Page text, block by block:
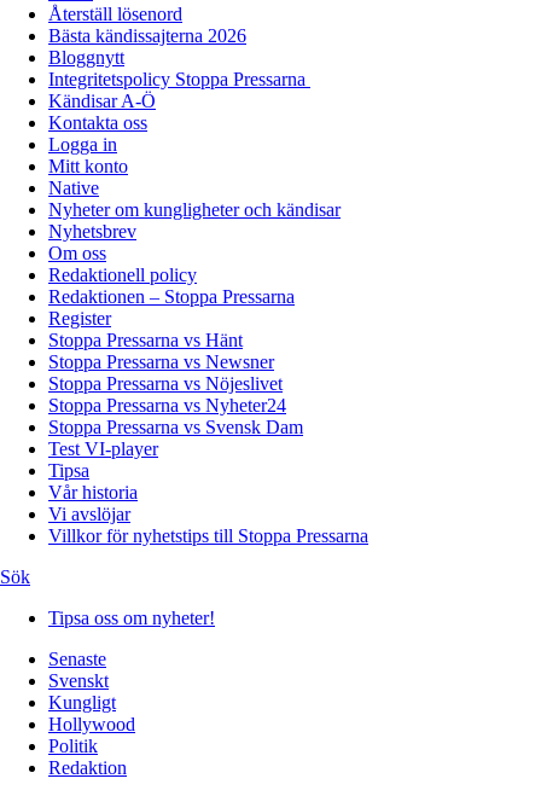
Återställ lösenord
Bästa kändissajterna 2026
Bloggnytt
Integritetspolicy Stoppa Pressarna
Kändisar A-Ö
Kontakta oss
Logga in
Mitt konto
Native
Nyheter om kungligheter och kändisar
Nyhetsbrev
Om oss
Redaktionell policy
Redaktionen – Stoppa Pressarna
Register
Stoppa Pressarna vs Hänt
Stoppa Pressarna vs Newsner
Stoppa Pressarna vs Nöjeslivet
Stoppa Pressarna vs Nyheter24
Stoppa Pressarna vs Svensk Dam
Test VI-player
Tipsa
Vår historia
Vi avslöjar
Villkor för nyhetstips till Stoppa Pressarna
Sök
Tipsa oss om nyheter!
Senaste
Svenskt
Kungligt
Hollywood
Politik
Redaktion